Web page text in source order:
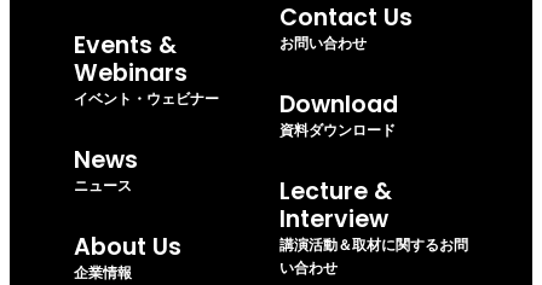
Events &
Webinars
イベント・ウェビナー
News
ニュース
About Us
企業情報
Contact Us
お問い合わせ
Download
資料ダウンロード
Lecture &
Interview
講演活動＆取材に関するお問
い合わせ